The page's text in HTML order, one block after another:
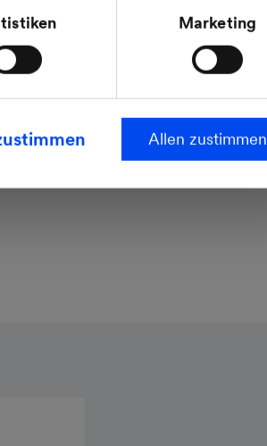
II Urteil steht.
Marketing
Allen zustimmen